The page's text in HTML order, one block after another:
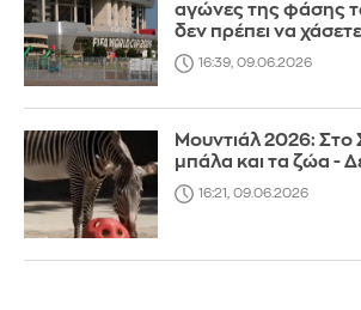
αγώνες της φάσης
δεν πρέπει να χάσετε
16:39, 09.06.2026
Μουντιάλ 2026: Στο
μπάλα και τα ζώα -
16:21, 09.06.2026